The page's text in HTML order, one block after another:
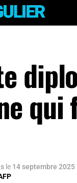
le 14 septembre 2025